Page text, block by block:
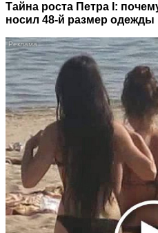
Тайна роста Петра I:
носил 48-й размер одежды